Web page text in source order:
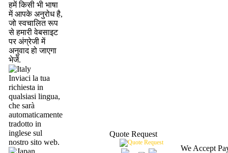
हमें किसी भी भाषा
में आपके अनुरोध है,
जो स्वचालित रूप
से हमारी वेबसाइट
पर अंग्रेजी में
अनुवाद हो जाएगा
भेजें.
Inviaci la tua
richiesta in
qualsiasi lingua,
che sarà
automaticamente
tradotto in
inglese sul
nostro sito web.
Quote Request
We Accept